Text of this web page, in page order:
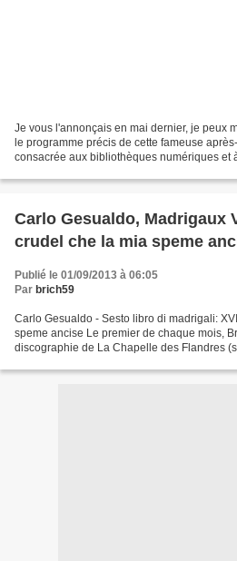
Je vous l'annonçais en mai dernier, je peux
le programme précis de cette fameuse
consacrée aux bibliothèques numériques et
Carlo Gesualdo, Madrigaux
crudel che la mia speme
Publié le 01/09/2013 à 06:05
Par brich59
Carlo Gesualdo - Sesto libro di madrigali:
speme ancise Le premier de chaque mois,
discographie de La Chapelle des Flandres